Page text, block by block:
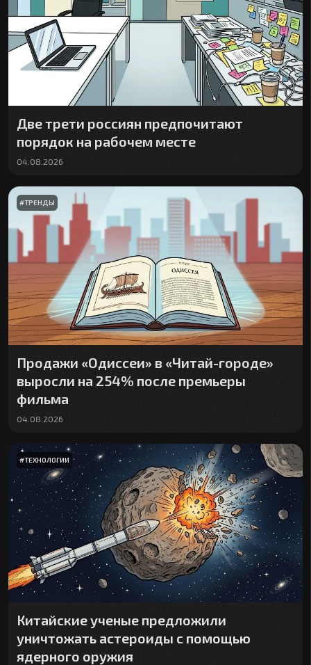
Две трети россиян предпочитают
порядок на рабочем месте
04.08.2026
#ТРЕНДЫ
Продажи «Одиссеи» в «Читай-городе»
выросли на 254% после премьеры
фильма
04.08.2026
#ТЕХНОЛОГИИ
Китайские ученые предложили
уничтожать астероиды с помощью
ядерного оружия